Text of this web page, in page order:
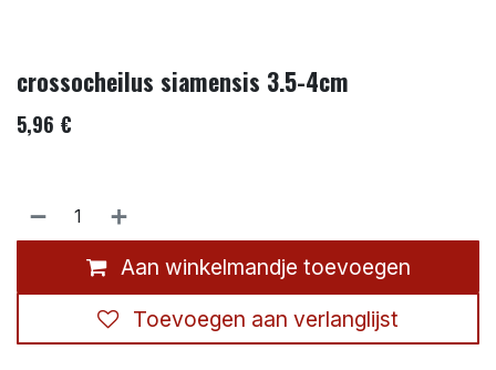
crossocheilus siamensis 3.5-4cm
5,96 €
Aan winkelmandje toevoegen
Toevoegen aan verlanglijst